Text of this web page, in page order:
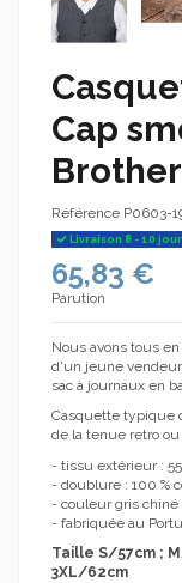
Cap
Référence P0603-
Livraison 8 - 10
65,83 €
Parution
Nous avons tous
d'un jeune
sac à journaux en
Casquette typique
de la tenue retro
- tissu extérieur : 55
- doublure : 100 %
- couleur gris chiné
- fabriquée au
Taille S/57cm ;
3XL/62cm